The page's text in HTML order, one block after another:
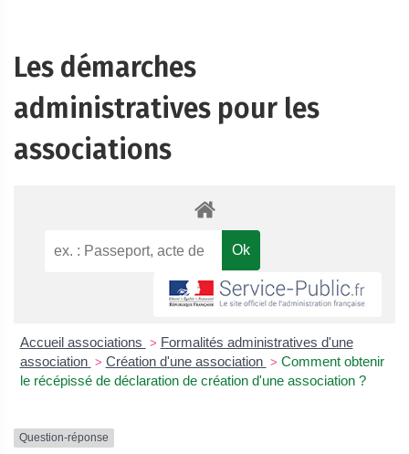
Les démarches
administratives pour les
associations
Accueil associations > Formalités administratives d'une
association > Création d'une association > Comment obtenir
le récépissé de déclaration de création d'une association ?
Question-réponse